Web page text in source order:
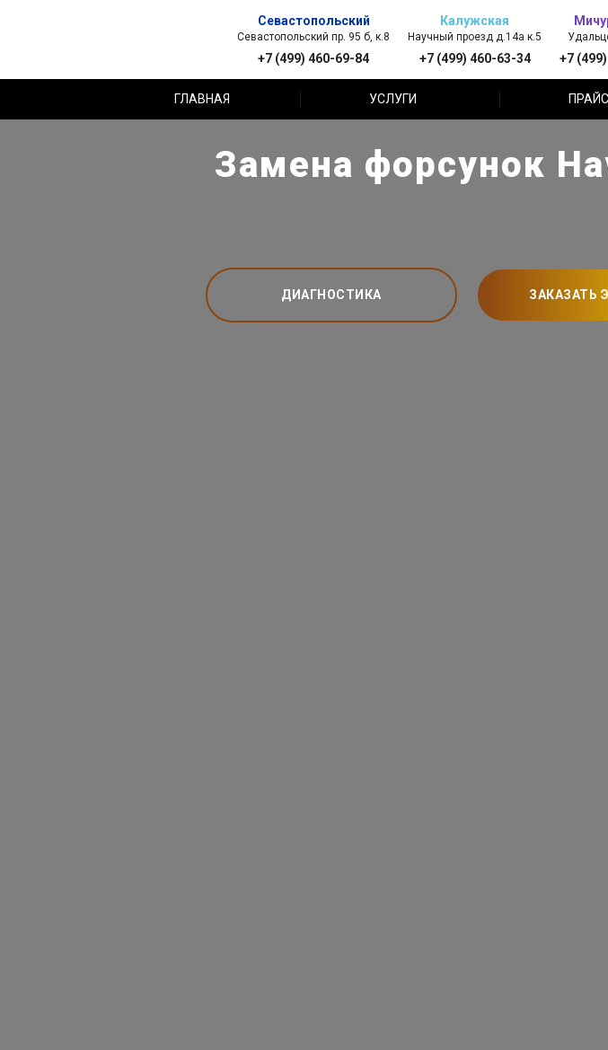
Севастопольский
Севастопольский пр. 95 б, к.8
+7 (499) 460-69-84
Калужская
Научный проезд д.14а к.5
+7 (499) 460-63-34 +7
ГЛАВНАЯ УСЛУГИ
Замена форсунок
ДИАГНОСТИКА ЗАКАЗАТЬ